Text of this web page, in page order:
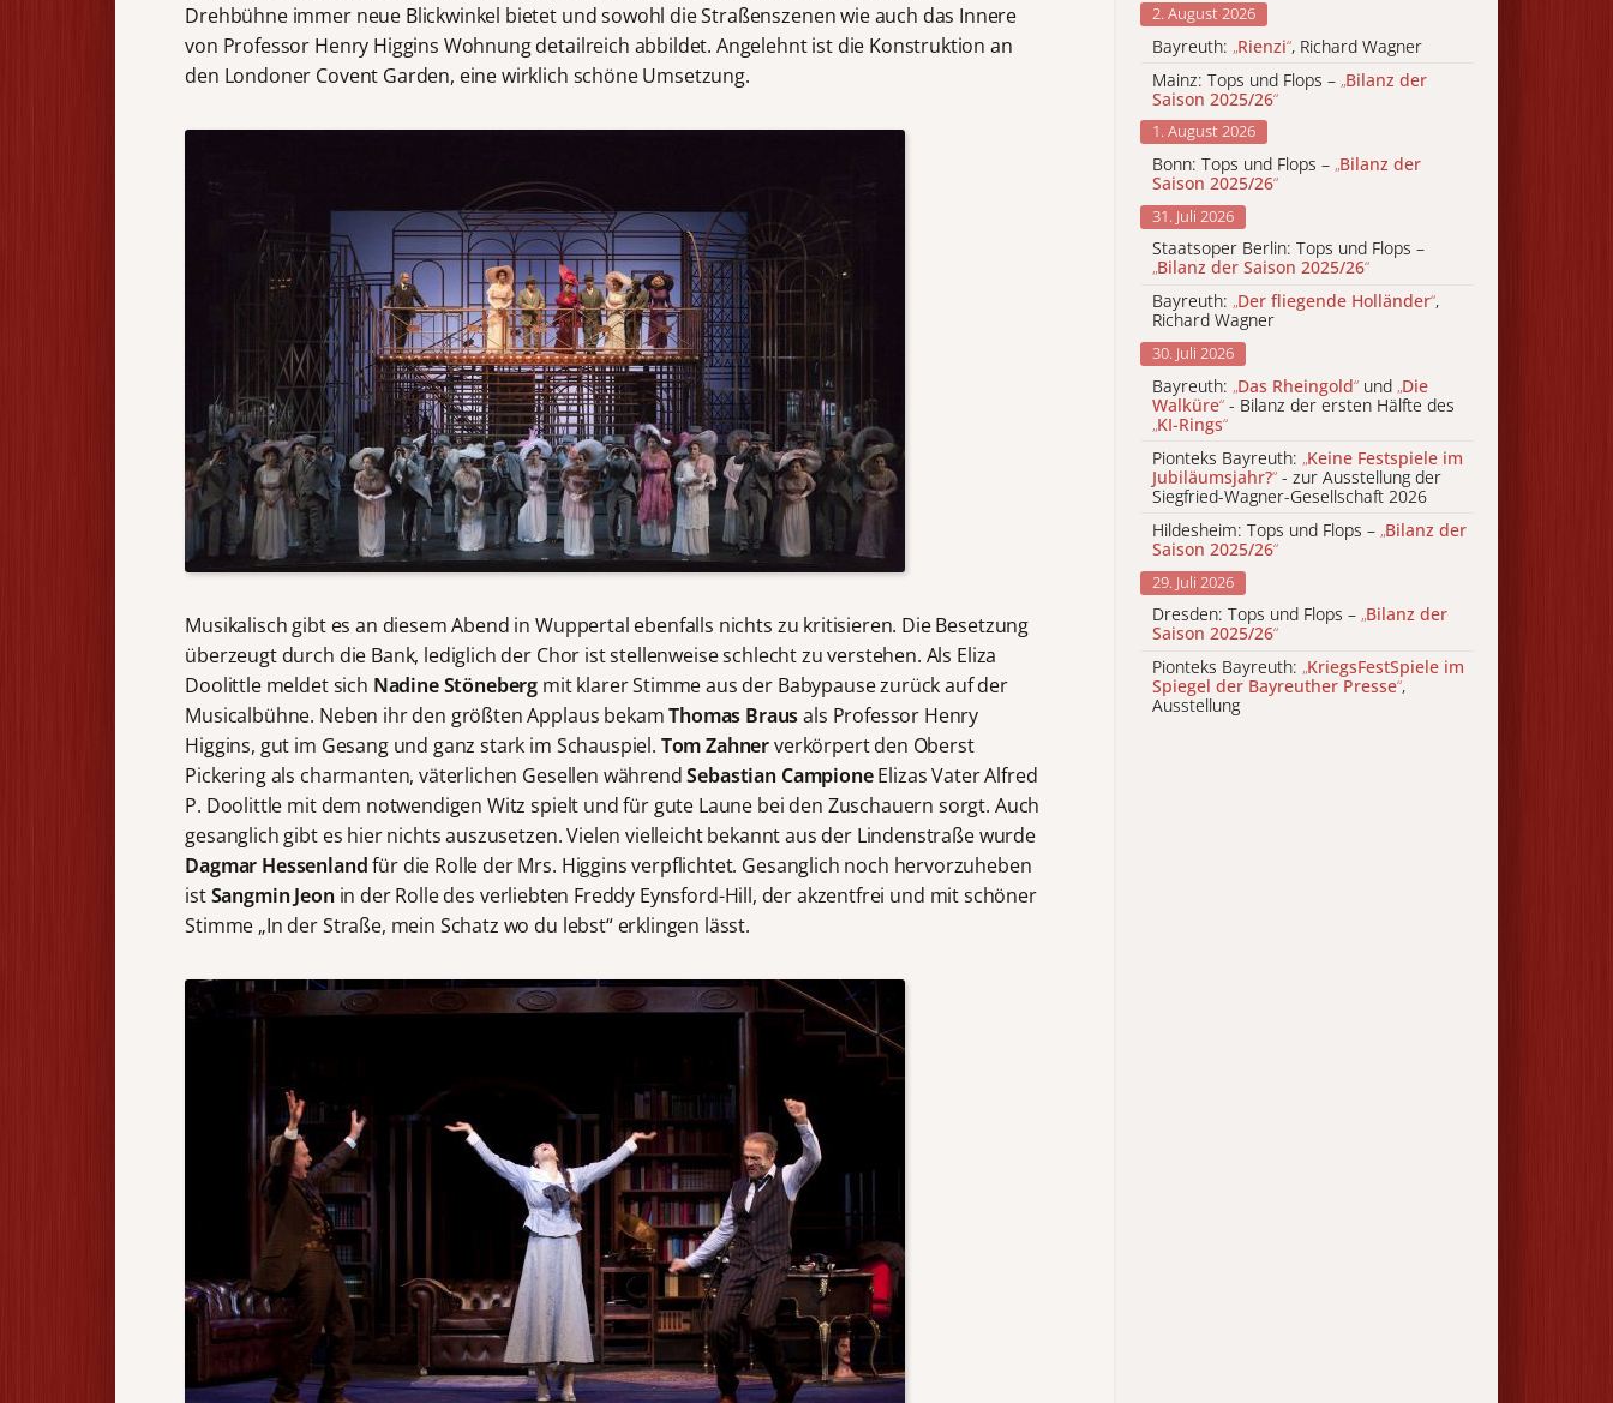
Drehbühne immer neue Blickwinkel bietet und sowohl die Straßenszenen wie auch das Innere
von Professor Henry Higgins Wohnung detailreich abbildet. Angelehnt ist die Konstruktion an
den Londoner Covent Garden, eine wirklich schöne Umsetzung.
Musikalisch gibt es an diesem Abend in Wuppertal ebenfalls nichts zu kritisieren. Die Besetzung
überzeugt durch die Bank, lediglich der Chor ist stellenweise schlecht zu verstehen. Als Eliza
Doolittle meldet sich Nadine Stöneberg mit klarer Stimme aus der Babypause zurück auf der
Musicalbühne. Neben ihr den größten Applaus bekamThomas Brausals Professor Henry
Higgins, gut im Gesang und ganz stark im Schauspiel. Tom Zahnerverkörpert den Oberst
Pickering als charmanten, väterlichen Gesellen währendSebastian CampioneElizas Vater Alfred
P. Doolittle mit dem notwendigen Witz spielt und für gute Laune bei den Zuschauern sorgt. Auch
gesanglich gibt es hier nichts auszusetzen. Vielen vielleicht bekannt aus der Lindenstraße wurde
Dagmar Hessenlandfür die Rolle der Mrs. Higgins verpflichtet. Gesanglich noch hervorzuheben
istSangmin Jeonin der Rolle des verliebten Freddy Eynsford-Hill, der akzentfrei und mit schöner
Stimme „In der Straße, mein Schatz wo du lebst“ erklingen lässt.
2. August 2026
Bayreuth: „Rienzi“, Richard Wagner
Mainz: Tops und Flops – „Bilanz der
Saison 2025/26“
1. August 2026
Bonn: Tops und Flops – „Bilanz der
Saison 2025/26“
31. Juli 2026
Staatsoper Berlin: Tops und Flops –
„Bilanz der Saison 2025/26“
Bayreuth: „Der fliegende Holländer“,
Richard Wagner
30. Juli 2026
Bayreuth: „Das Rheingold“ und „Die
Walküre“ - Bilanz der ersten Hälfte des
„KI-Rings“
Pionteks Bayreuth: „Keine Festspiele im
Jubiläumsjahr?“ - zur Ausstellung der
Siegfried-Wagner-Gesellschaft 2026
Hildesheim: Tops und Flops – „Bilanz der
Saison 2025/26“
29. Juli 2026
Dresden: Tops und Flops – „Bilanz der
Saison 2025/26“
Pionteks Bayreuth: „KriegsFestSpiele im
Spiegel der Bayreuther Presse“,
Ausstellung